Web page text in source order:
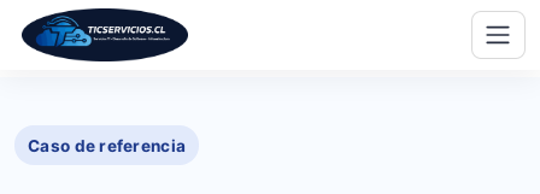
contenido
Caso de referencia